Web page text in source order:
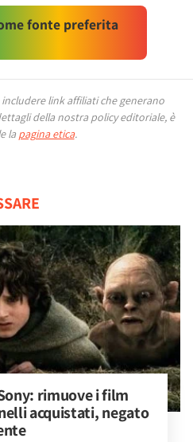
fonte preferita
link affiliati che generano
della nostra policy editoriale, è
la pagina etica.
rimuove i film
acquistati, negato